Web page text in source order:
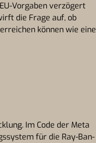
Vorgaben verzögert
die Frage auf, ob
können wie eine
Im Code der Meta
für die Ray-Ban-